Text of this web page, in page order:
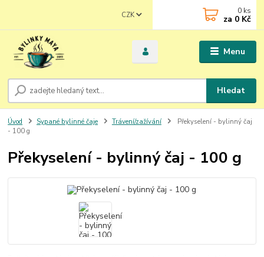
Menu
CZK
Hledat
0 ks
za 0 Kč
Úvod Sypané bylinné čaje Trávení/zažívání
Překyselení - bylinný čaj
- 100 g
Překyselení - bylinný čaj - 100 g